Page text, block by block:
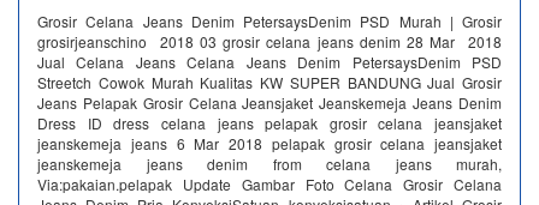
Grosir Celana Jeans Denim PetersaysDenim PSD Murah | Grosir
grosirjeanschino 2018 03 grosir celana jeans denim 28 Mar 2018
Jual Celana Jeans Celana Jeans Denim PetersaysDenim PSD
Streetch Cowok Murah Kualitas KW SUPER BANDUNG Jual Grosir
Jeans Pelapak Grosir Celana Jeansjaket Jeanskemeja Jeans Denim
Dress ID dress celana jeans pelapak grosir celana jeansjaket
jeanskemeja jeans 6 Mar 2018 pelapak grosir celana jeansjaket
jeanskemeja jeans denim from celana jeans murah,
Via:pakaian.pelapak Update Gambar Foto Celana Grosir Celana